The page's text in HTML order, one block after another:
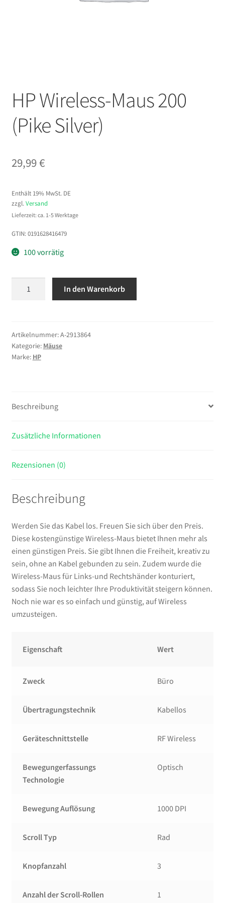
HP Wireless-Maus 200
(Pike Silver)
29,99€
Enthält 19% MwSt. DE
zzgl. Versand
Lieferzeit: ca. 1-5 Werktage
GTIN: 0191628416479
100 vorrätig
(Pike
Silver)
Menge
In den Warenkorb
Artikelnummer:A-2913864
Kategorie: Mäuse
Marke: HP
Beschreibung
Zusätzliche Informationen
Rezensionen (0)
Beschreibung
Werden Sie das Kabel los. Freuen Sie sich über den Preis.
Diese kostengünstige Wireless-Maus bietet Ihnen mehr als
einen günstigen Preis. Sie gibt Ihnen die Freiheit, kreativ zu
sein, ohne an Kabel gebunden zu sein. Zudem wurde die
Wireless-Maus für Links-und Rechtshänder konturiert,
sodass Sie noch leichter Ihre Produktivität steigern können.
Noch nie war es so einfach und günstig, auf Wireless
umzusteigen.
Eigenschaft Wert
Zweck Büro
Übertragungstechnik Kabellos
Geräteschnittstelle RF Wireless
Bewegungerfassungs
Technologie
Optisch
Bewegung Auflösung 1000 DPI
Scroll Typ Rad
Knopfanzahl 3
Anzahl der Scroll-Rollen 1